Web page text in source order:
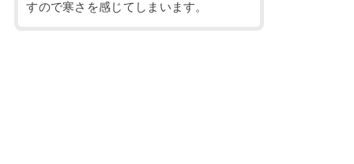
すので寒さを感じてしまいます。